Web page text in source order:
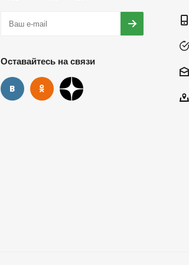
Оставайтесь на связи